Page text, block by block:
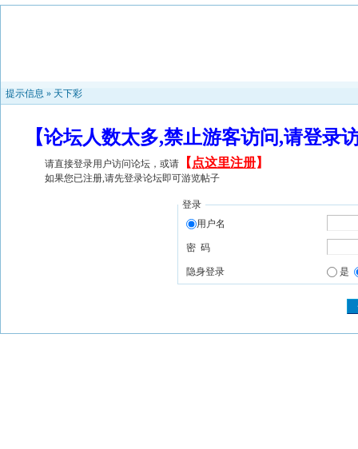
提示信息 » 天下彩
【论坛人数太多,禁止游客访问,请登
请直接登录用户访问论坛，或请 【 点这里注册】
如果您已注册,请先登录论坛即可游览帖子
登录
用户名
密 码
隐身登录 是